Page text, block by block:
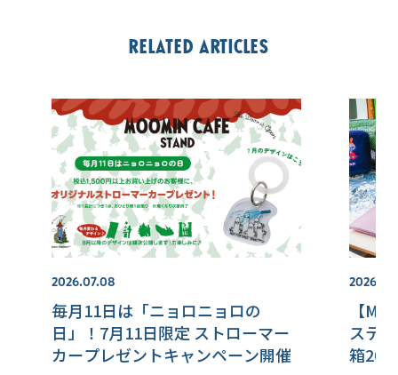
Related articles
2026.07.08
毎月11日は「ニョロニョロの
日」！7月11日限定 ストローマー
カープレゼントキャンペーン開催
【
ステ
箱